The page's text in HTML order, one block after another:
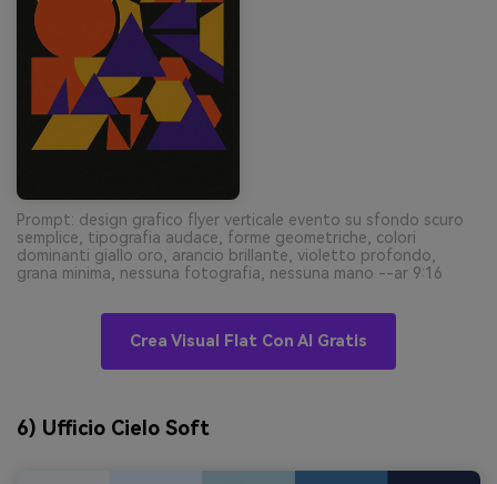
Prompt: design grafico flyer verticale evento su sfondo scuro
semplice, tipografia audace, forme geometriche, colori
dominanti giallo oro, arancio brillante, violetto profondo,
grana minima, nessuna fotografia, nessuna mano --ar 9:16
Crea Visual Flat Con AI Gratis
6) Ufficio Cielo Soft